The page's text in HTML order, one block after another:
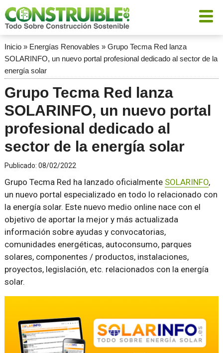
Inicio» Energías Renovables » Grupo Tecma Red lanza
SOLARINFO, un nuevo portal profesional dedicado al sector de la
energía solar
Grupo Tecma Red lanza
SOLARINFO, un nuevo portal
profesional dedicado al
sector de la energía solar
Publicado: 08/02/2022
Grupo Tecma Red ha lanzado oficialmente SOLARINFO,
un nuevo portal especializado en todo lo relacionado con
la energía solar. Este nuevo medio online nace con el
objetivo de aportar la mejor y más actualizada
información sobre ayudas y convocatorias,
comunidades energéticas, autoconsumo, parques
solares, componentes / productos, instalaciones,
proyectos, legislación, etc. relacionados con la energía
solar.